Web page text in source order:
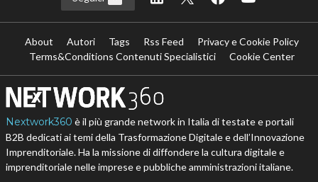
About Autori Tags Rss Feed
Privacy e Cookie Policy
Terms&Conditions Contenuti Specialistici
Cookie Center
Nextwork360 è il più grande network in Italia di testate e portali
B2B dedicati ai temi della Trasformazione Digitale e dell’Innovazione
Imprenditoriale. Ha la missione di diffondere la cultura digitale e
imprenditoriale nelle imprese e pubbliche amministrazioni italiane.